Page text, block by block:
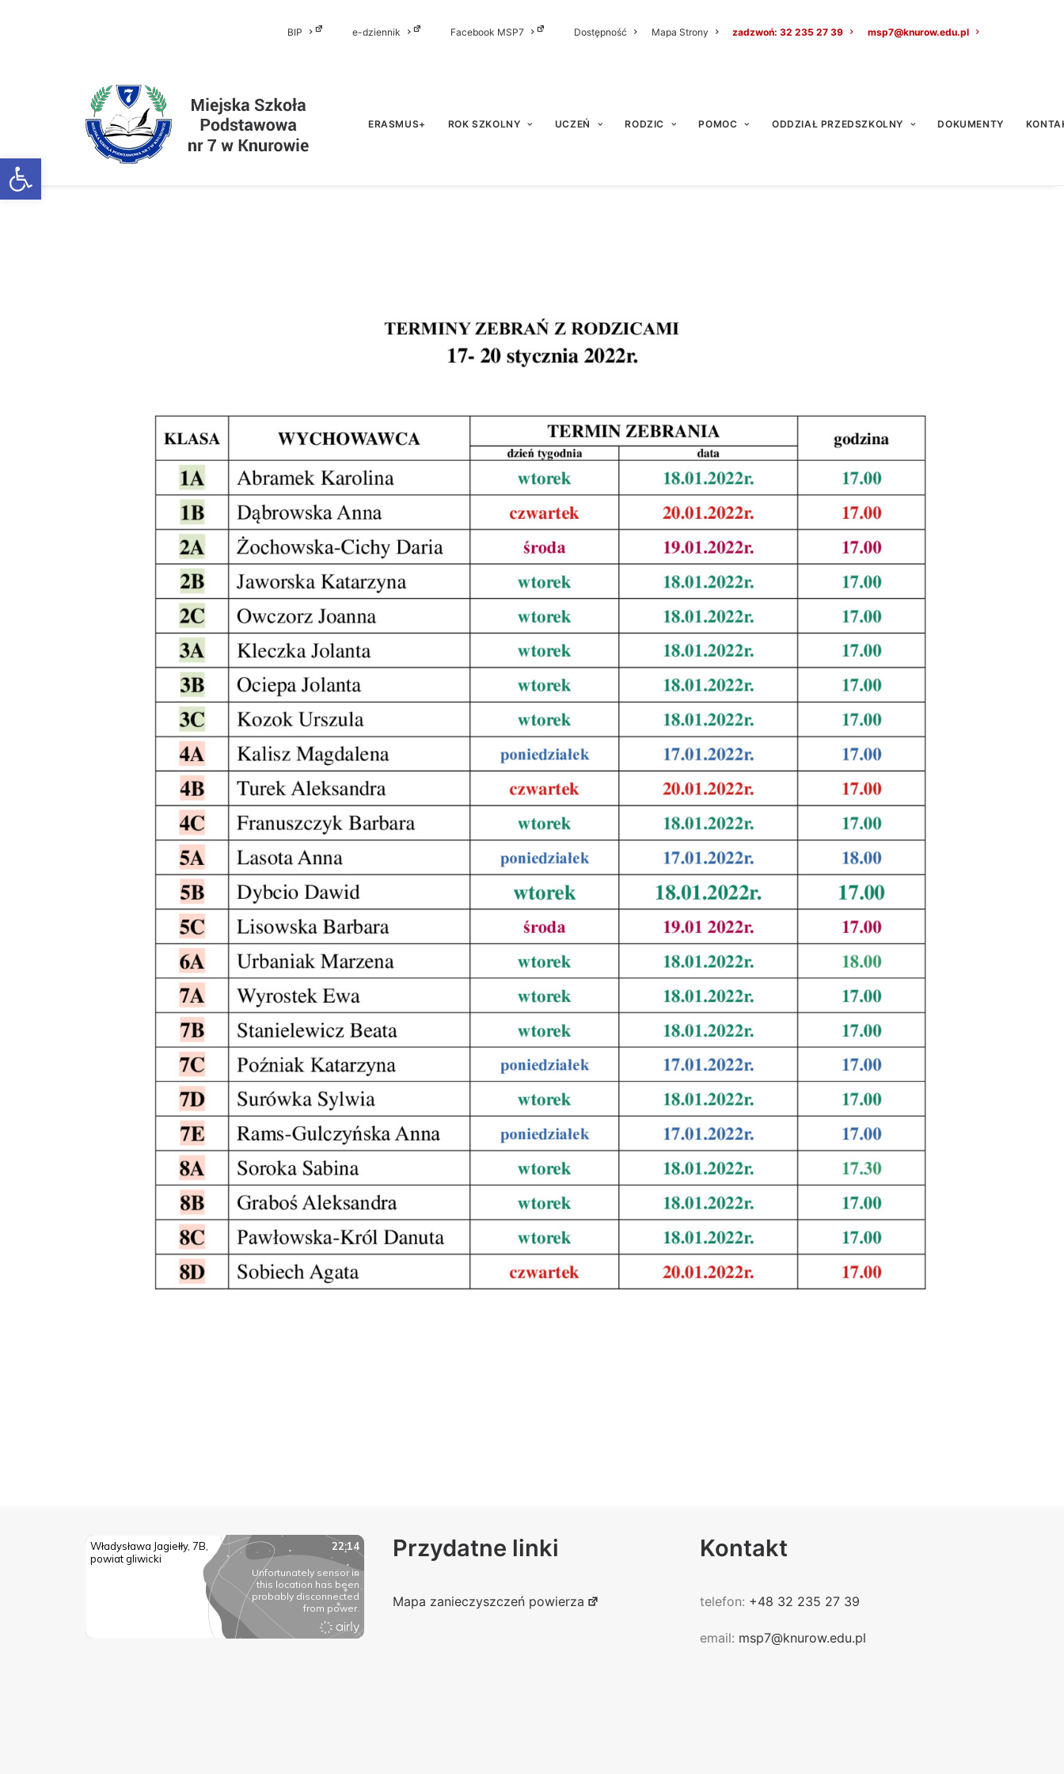
Otwórz pasek narzędzi
BIP e-dziennik Facebook MSP7 Dostępność Mapa Strony zadzwoń: 32 235 27 39 msp7@knurow.edu.pl
ERASMUS+ ROK SZKOLNY UCZEŃ RODZIC POMOC ODDZIAŁ PRZEDSZKOLNY DOKUMENTY
Przydatne linki
Mapa zanieczyszczeń powierza
Kontakt
telefon: +48 32 235 27 39
email: msp7@knurow.edu.pl